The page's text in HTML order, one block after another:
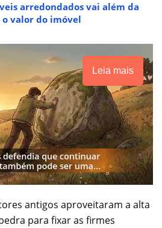
arredondados vai além da
valor do imóvel
Leia mais
antigos aproveitaram a alta
para fixar as firmes